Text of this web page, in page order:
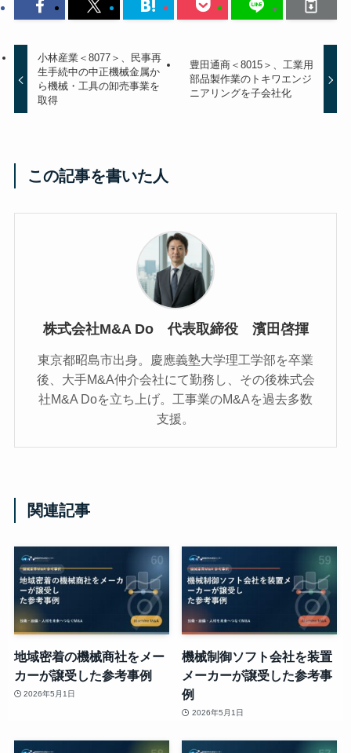
小林産業＜8077＞、民事再
生手続中の中正機械金属か
ら機械・工具の卸売事業を
取得
豊田通商＜8015＞、工業用
部品製作業のトキワエンジ
ニアリングを子会社化
この記事を書いた人
株式会社M&A Do 代表取締役 濱田啓揮
東京都昭島市出身。慶應義塾大学理工学部を卒業
後、大手M&A仲介会社にて勤務し、その後株式会
社M&A Doを立ち上げ。工事業のM&Aを過去多数
支援。
関連記事
地域密着の機械商社をメー
カーが譲受した参考事例
2026年5月1日
機械制御ソフト会社を装置
メーカーが譲受した参考事
例
2026年5月1日